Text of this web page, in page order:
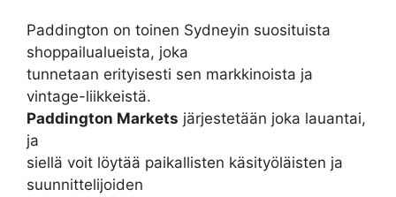
Paddington on toinen Sydneyin suosituista
shoppailualueista, joka
tunnetaan erityisesti sen markkinoista ja
vintage-liikkeistä.
Paddington Markets järjestetään joka lauantai,
ja
siellä voit löytää paikallisten käsityöläisten ja
suunnittelijoiden